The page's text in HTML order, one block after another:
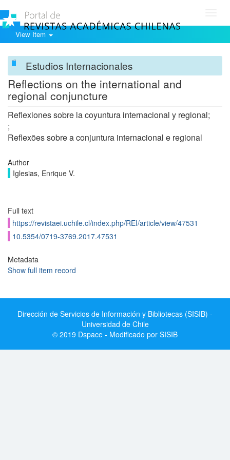
View Item
Estudios Internacionales
Reflections on the international and
regional conjuncture
Reflexiones sobre la coyuntura internacional y regional;
;
Reflexões sobre a conjuntura internacional e regional
Author
Iglesias, Enrique V.
Full text
https://revistaei.uchile.cl/index.php/REI/article/view/47531
10.5354/0719-3769.2017.47531
Metadata
Show full item record
Dirección de Servicios de Información y Bibliotecas (SISIB) -
Universidad de Chile
© 2019 Dspace - Modificado por SISIB